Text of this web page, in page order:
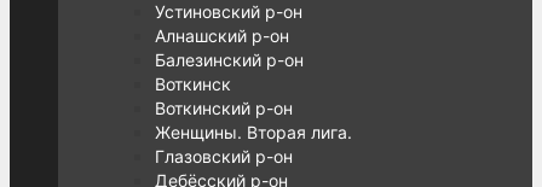
Устиновский р-он
Алнашский р-он
Балезинский р-он
Воткинск
Воткинский р-он
Женщины. Вторая лига.
Глазовский р-он
Дебёсский р-он